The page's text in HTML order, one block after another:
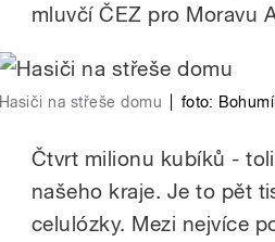
mluvčí ČEZ pro Moravu
Hasiči na střeše domu foto:
Čtvrt milionu kubíků -
našeho kraje. Je to pět
celulózky. Mezi nejvíce